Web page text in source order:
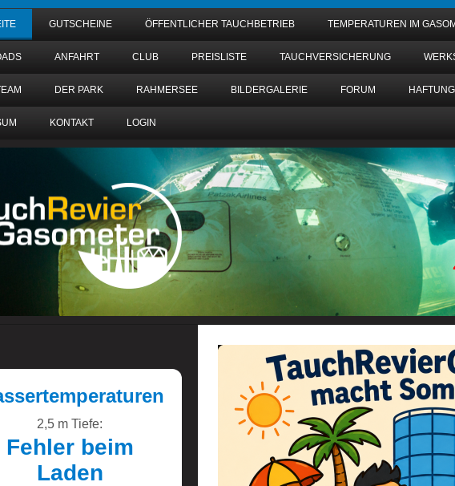
GUTSCHEINE ÖFFENTLICHER TAUCHBETRIEB TEMPERATUREN IM
ANFAHRT CLUB PREISLISTE TAUCHVERSICHERUNG
DER PARK RAHMERSEE BILDERGALERIE FORUM HAFTUNG
KONTAKT LOGIN
21
2,5 m Tiefe:
Fehler beim
Laden